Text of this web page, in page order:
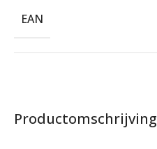
Productomschrijving
EAN